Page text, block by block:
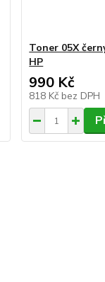
Toner 05X
HP
990 Kč
818 Kč bez DPH